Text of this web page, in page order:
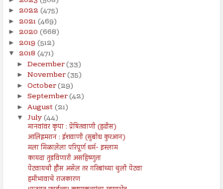
► 2022 (475)
► 2021(469)
► 2020 (668)
► 2019 (512)
▼ 2018 (471)
► December(33)
► November(35)
► October(29)
► September(42)
► August(21)
▼ July(44)
मानवांवर कृपा : प्रेषितवाणी (हदीस)
आलिइमरान : ईशवाणी (सुबोध कुरआन)
मला मिळालेला परिपूर्ण धर्म- इस्लाम
कायदा तुडविणारी असहिष्णुता
पेटवायची हौस असेल तर गरिबांच्या चुली पेटवा
हमीभावाचे राजकारण